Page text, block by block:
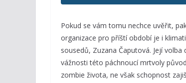
Pokud se vám tomu nechce uvěřit,
organizace pro příští období je i
sousedů, Zuzana Čaputová. Její
vážnosti této páchnoucí mrtvoly
zombie života, ne však schopnost